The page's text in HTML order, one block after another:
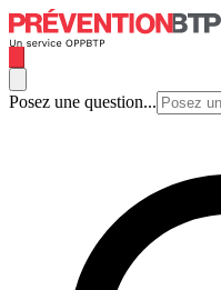
Posez une question...